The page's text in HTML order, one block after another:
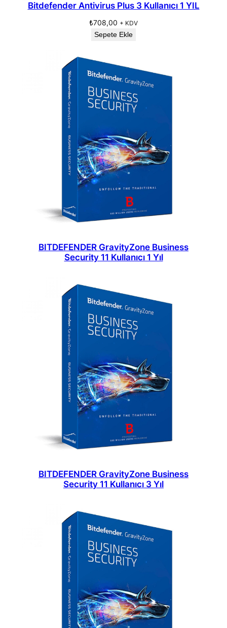
Bitdefender Antivirus Plus 3 Kullanıcı 1 YIL
₺708,00 + KDV
Sepete Ekle
BITDEFENDER GravityZone Business
Security 11 Kullanıcı 1 Yıl
BITDEFENDER GravityZone Business
Security 11 Kullanıcı 3 Yıl